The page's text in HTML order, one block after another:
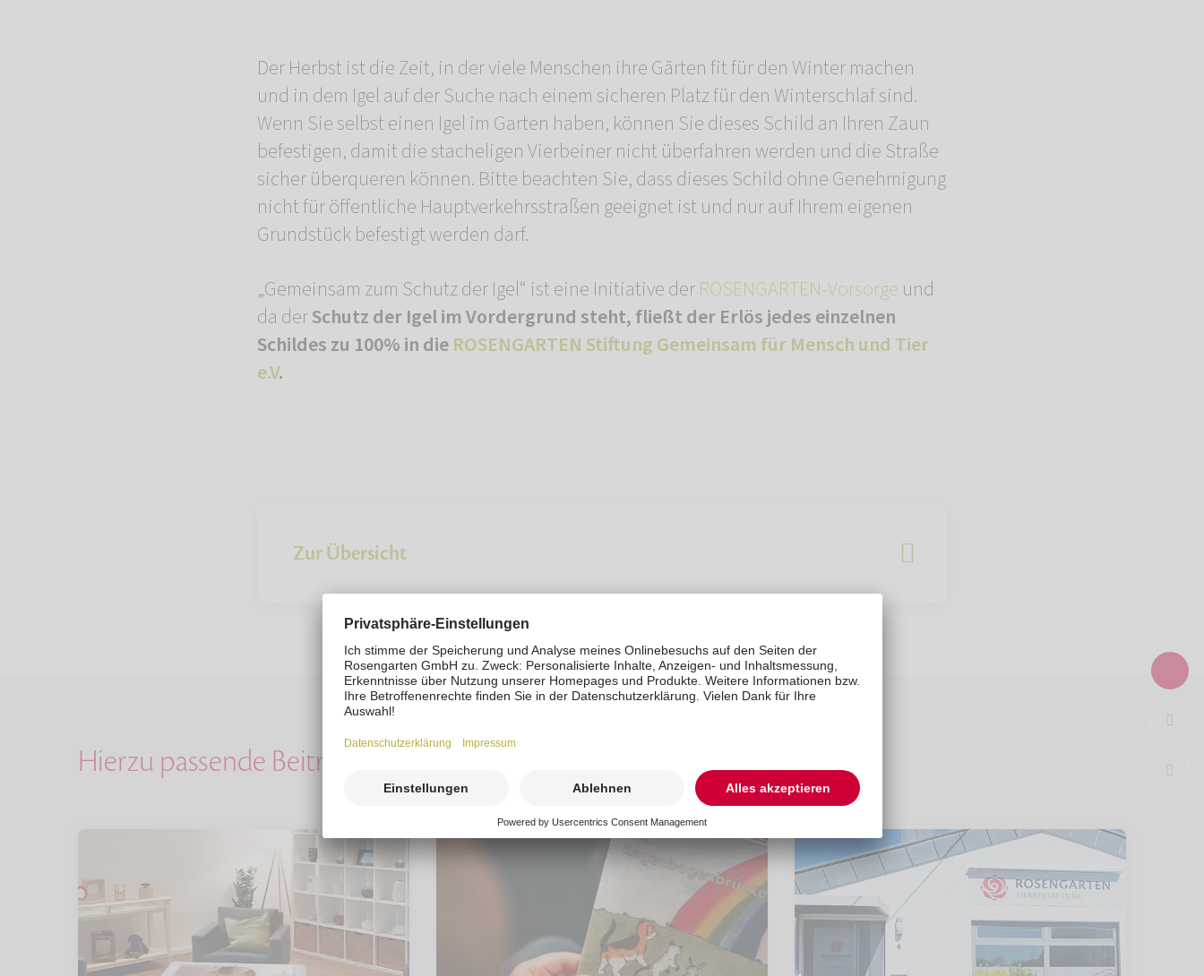
Der Herbst ist die Zeit, in der viele Menschen ihre Gärten fit für den Winter machen
und in dem Igel auf der Suche nach einem sicheren Platz für den Winterschlaf sind.
Wenn Sie selbst einen Igel im Garten haben, können Sie dieses Schild an Ihren Zaun
befestigen, damit die stacheligen Vierbeiner nicht überfahren werden und die Straße
sicher überqueren können. Bitte beachten Sie, dass dieses Schild ohne Genehmigung
nicht für öffentliche Hauptverkehrsstraßen geeignet ist und nur auf Ihrem eigenen
Grundstück befestigt werden darf.
„Gemeinsam zum Schutz der Igel“ ist eine Initiative derROSENGARTEN-Vorsorge und
da derSchutz der Igel im Vordergrund steht, fließt der Erlös jedes einzelnen
Schildes zu 100% in dieROSENGARTEN Stiftung Gemeinsam für Mensch und Tier
e.V.
Zur Übersicht
Hierzu passende Beiträge